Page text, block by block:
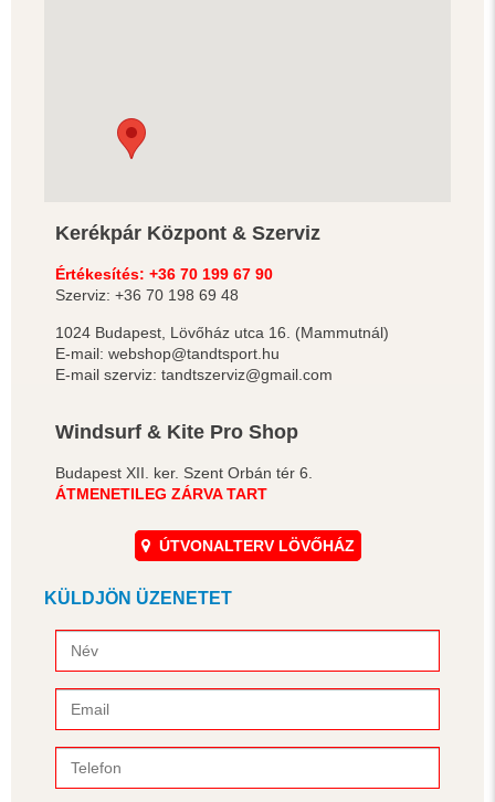
Kerékpár Központ & Szerviz
Értékesítés: +36 70 199 67 90
Szerviz: +36 70 198 69 48
1024 Budapest, Lövőház utca 16. (Mammutnál)
E-mail: webshop@tandtsport.hu
E-mail szerviz: tandtszerviz@gmail.com
Windsurf & Kite Pro Shop
Budapest XII. ker. Szent Orbán tér 6.
ÁTMENETILEG ZÁRVA TART
ÚTVONALTERV LÖVŐHÁZ
KÜLDJÖN ÜZENETET